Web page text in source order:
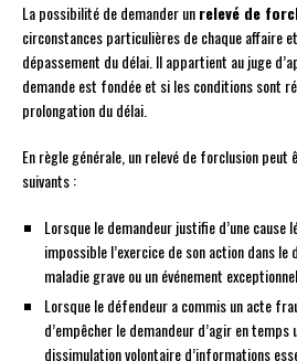
La possibilité de demander unrelevé de
circonstances particulières de chaque affaire
dépassement du délai. Il appartient au juge
demande est fondée et si les conditions sont
prolongation du délai.
En règle générale, un relevé de forclusion
suivants :
Lorsque le demandeur justifie d’une cause
impossible l’exercice de son action dans
maladie grave ou un événement
Lorsque le défendeur a commis un acte
d’empêcher le demandeur d’agir en
dissimulation volontaire d’informations